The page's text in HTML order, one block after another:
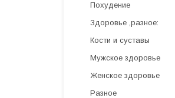
Похудение
Здоровье ,разное:
Кости и суставы
Мужское здоровье
Женское здоровье
Разное